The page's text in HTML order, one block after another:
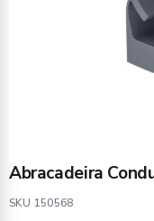
Abracadeira
SKU 150568